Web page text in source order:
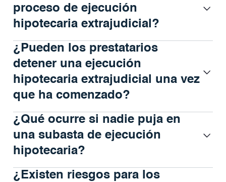
proceso de ejecución
hipotecaria extrajudicial?
¿Pueden los prestatarios
detener una ejecución
hipotecaria extrajudicial una vez
que ha comenzado?
¿Qué ocurre si nadie puja en
una subasta de ejecución
hipotecaria?
¿Existen riesgos para los